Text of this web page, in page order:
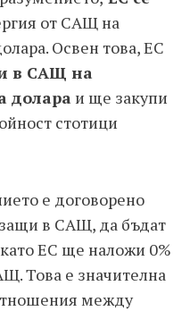
от САЩ на
Освен това, ЕС
в САЩ на
долара и ще закупи
стотици
е договорено
в САЩ, да бъдат
ЕС ще наложи 0%
Това е значителна
между